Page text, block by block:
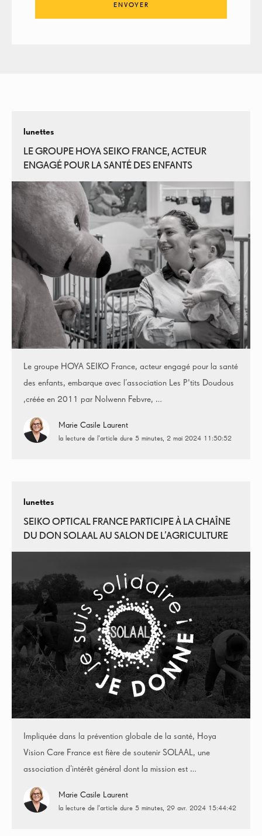
lunettes
LE GROUPE HOYA SEIKO FRANCE, ACTEUR
ENGAGÉ POUR LA SANTÉ DES ENFANTS
Le groupe HOYA SEIKO France, acteur engagé pour la santé
des enfants, embarque avec l’association Les P'tits Doudous
,créée en 2011 par Nolwenn Febvre, …
Marie Casile Laurent
la lecture de l'article dure 5 minutes 2 mai 2024 11:50:52
lunettes
SEIKO OPTICAL FRANCE PARTICIPE À LA CHAÎNE
DU DON SOLAAL AU SALON DE L’AGRICULTURE
Impliquée dans la prévention globale de la santé, Hoya
Vision Care France est fière de soutenir SOLAAL, une
association d’intérêt général dont la mission est …
Marie Casile Laurent
la lecture de l'article dure 5 minutes 29 avr. 2024 15:44:42